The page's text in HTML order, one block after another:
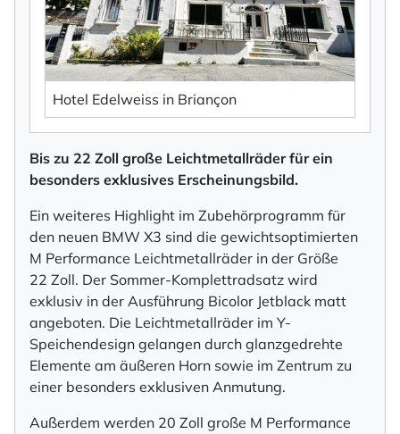
Hotel Edelweiss in Briançon
Bis zu 22 Zoll große Leichtmetallräder für ein
besonders exklusives Erscheinungsbild.
Ein weiteres Highlight im Zubehörprogramm für
den neuen BMW X3 sind die gewichtsoptimierten
M Performance Leichtmetallräder in der Größe
22 Zoll. Der Sommer-Komplettradsatz wird
exklusiv in der Ausführung Bicolor Jetblack matt
angeboten. Die Leichtmetallräder im Y-
Speichendesign gelangen durch glanzgedrehte
Elemente am äußeren Horn sowie im Zentrum zu
einer besonders exklusiven Anmutung.
Außerdem werden 20 Zoll große M Performance